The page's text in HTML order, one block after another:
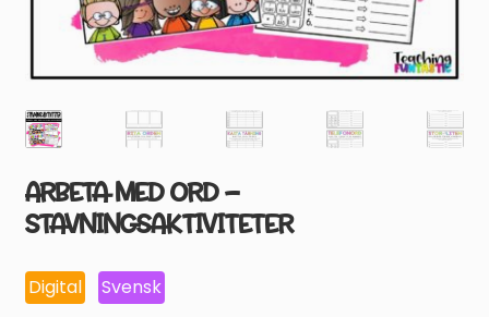
ARBETA MED ORD –
STAVNINGSAKTIVITETER
Digital Svensk